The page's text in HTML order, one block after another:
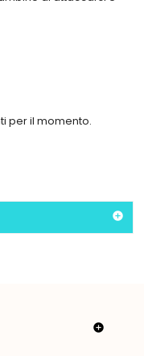
per il momento.

